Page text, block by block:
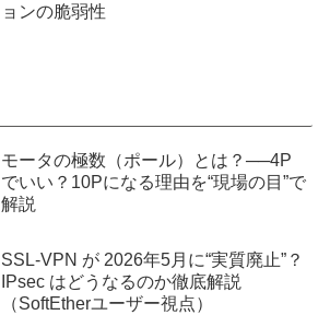
ョンの脆弱性
モータの極数（ポール）とは？──4P
でいい？10Pになる理由を“現場の目”で
解説
SSL-VPN が 2026年5月に“実質廃止”？
IPsec はどうなるのか徹底解説
（SoftEtherユーザー視点）